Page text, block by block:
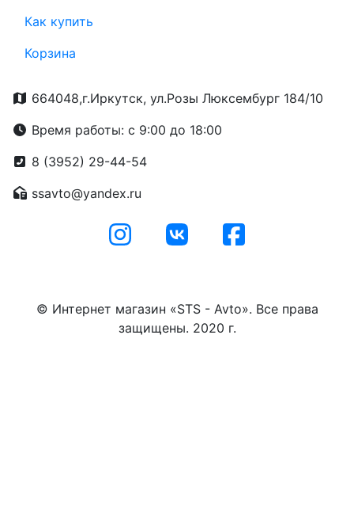
Как купить
Корзина
664048,г.Иркутск, ул.Розы Люксембург 184/10
Время работы: с 9:00 до 18:00
8 (3952) 29-44-54
ssavto@yandex.ru
© Интернет магазин «STS - Avto». Все права
защищены. 2020 г.